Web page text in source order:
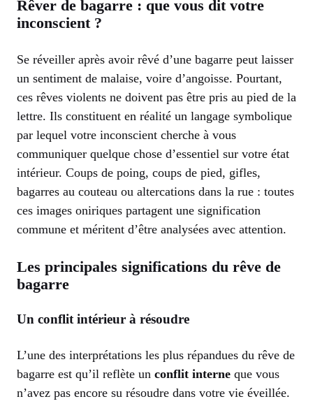
Rêver de bagarre : que vous dit votre
inconscient ?
Se réveiller après avoir rêvé d’une bagarre peut laisser
un sentiment de malaise, voire d’angoisse. Pourtant,
ces rêves violents ne doivent pas être pris au pied de la
lettre. Ils constituent en réalité un langage symbolique
par lequel votre inconscient cherche à vous
communiquer quelque chose d’essentiel sur votre état
intérieur. Coups de poing, coups de pied, gifles,
bagarres au couteau ou altercations dans la rue : toutes
ces images oniriques partagent une signification
commune et méritent d’être analysées avec attention.
Les principales significations du rêve de
bagarre
Un conflit intérieur à résoudre
L’une des interprétations les plus répandues du rêve de
bagarre est qu’il reflète un conflit interne que vous
n’avez pas encore su résoudre dans votre vie éveillée.